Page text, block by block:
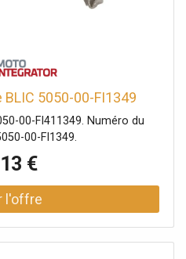
5050-00-FI1349
00-FI411349. Numéro du
00-FI1349.
€